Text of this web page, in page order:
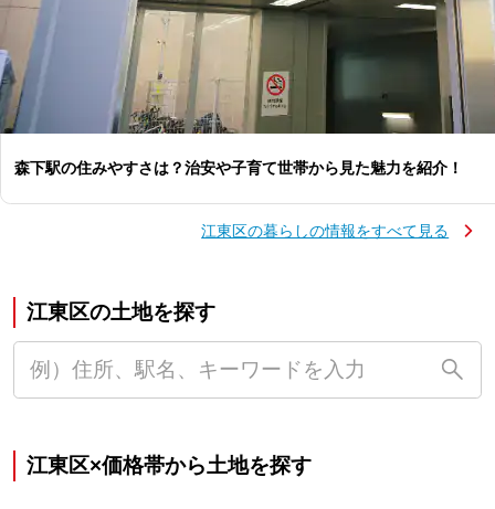
森下駅の住みやすさは？治安や子育て世帯から見た魅力を紹介！
江東区の暮らしの情報をすべて見る
江東区の土地を探す
江東区×価格帯から土地を探す